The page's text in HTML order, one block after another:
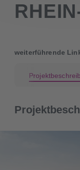
weiterführende